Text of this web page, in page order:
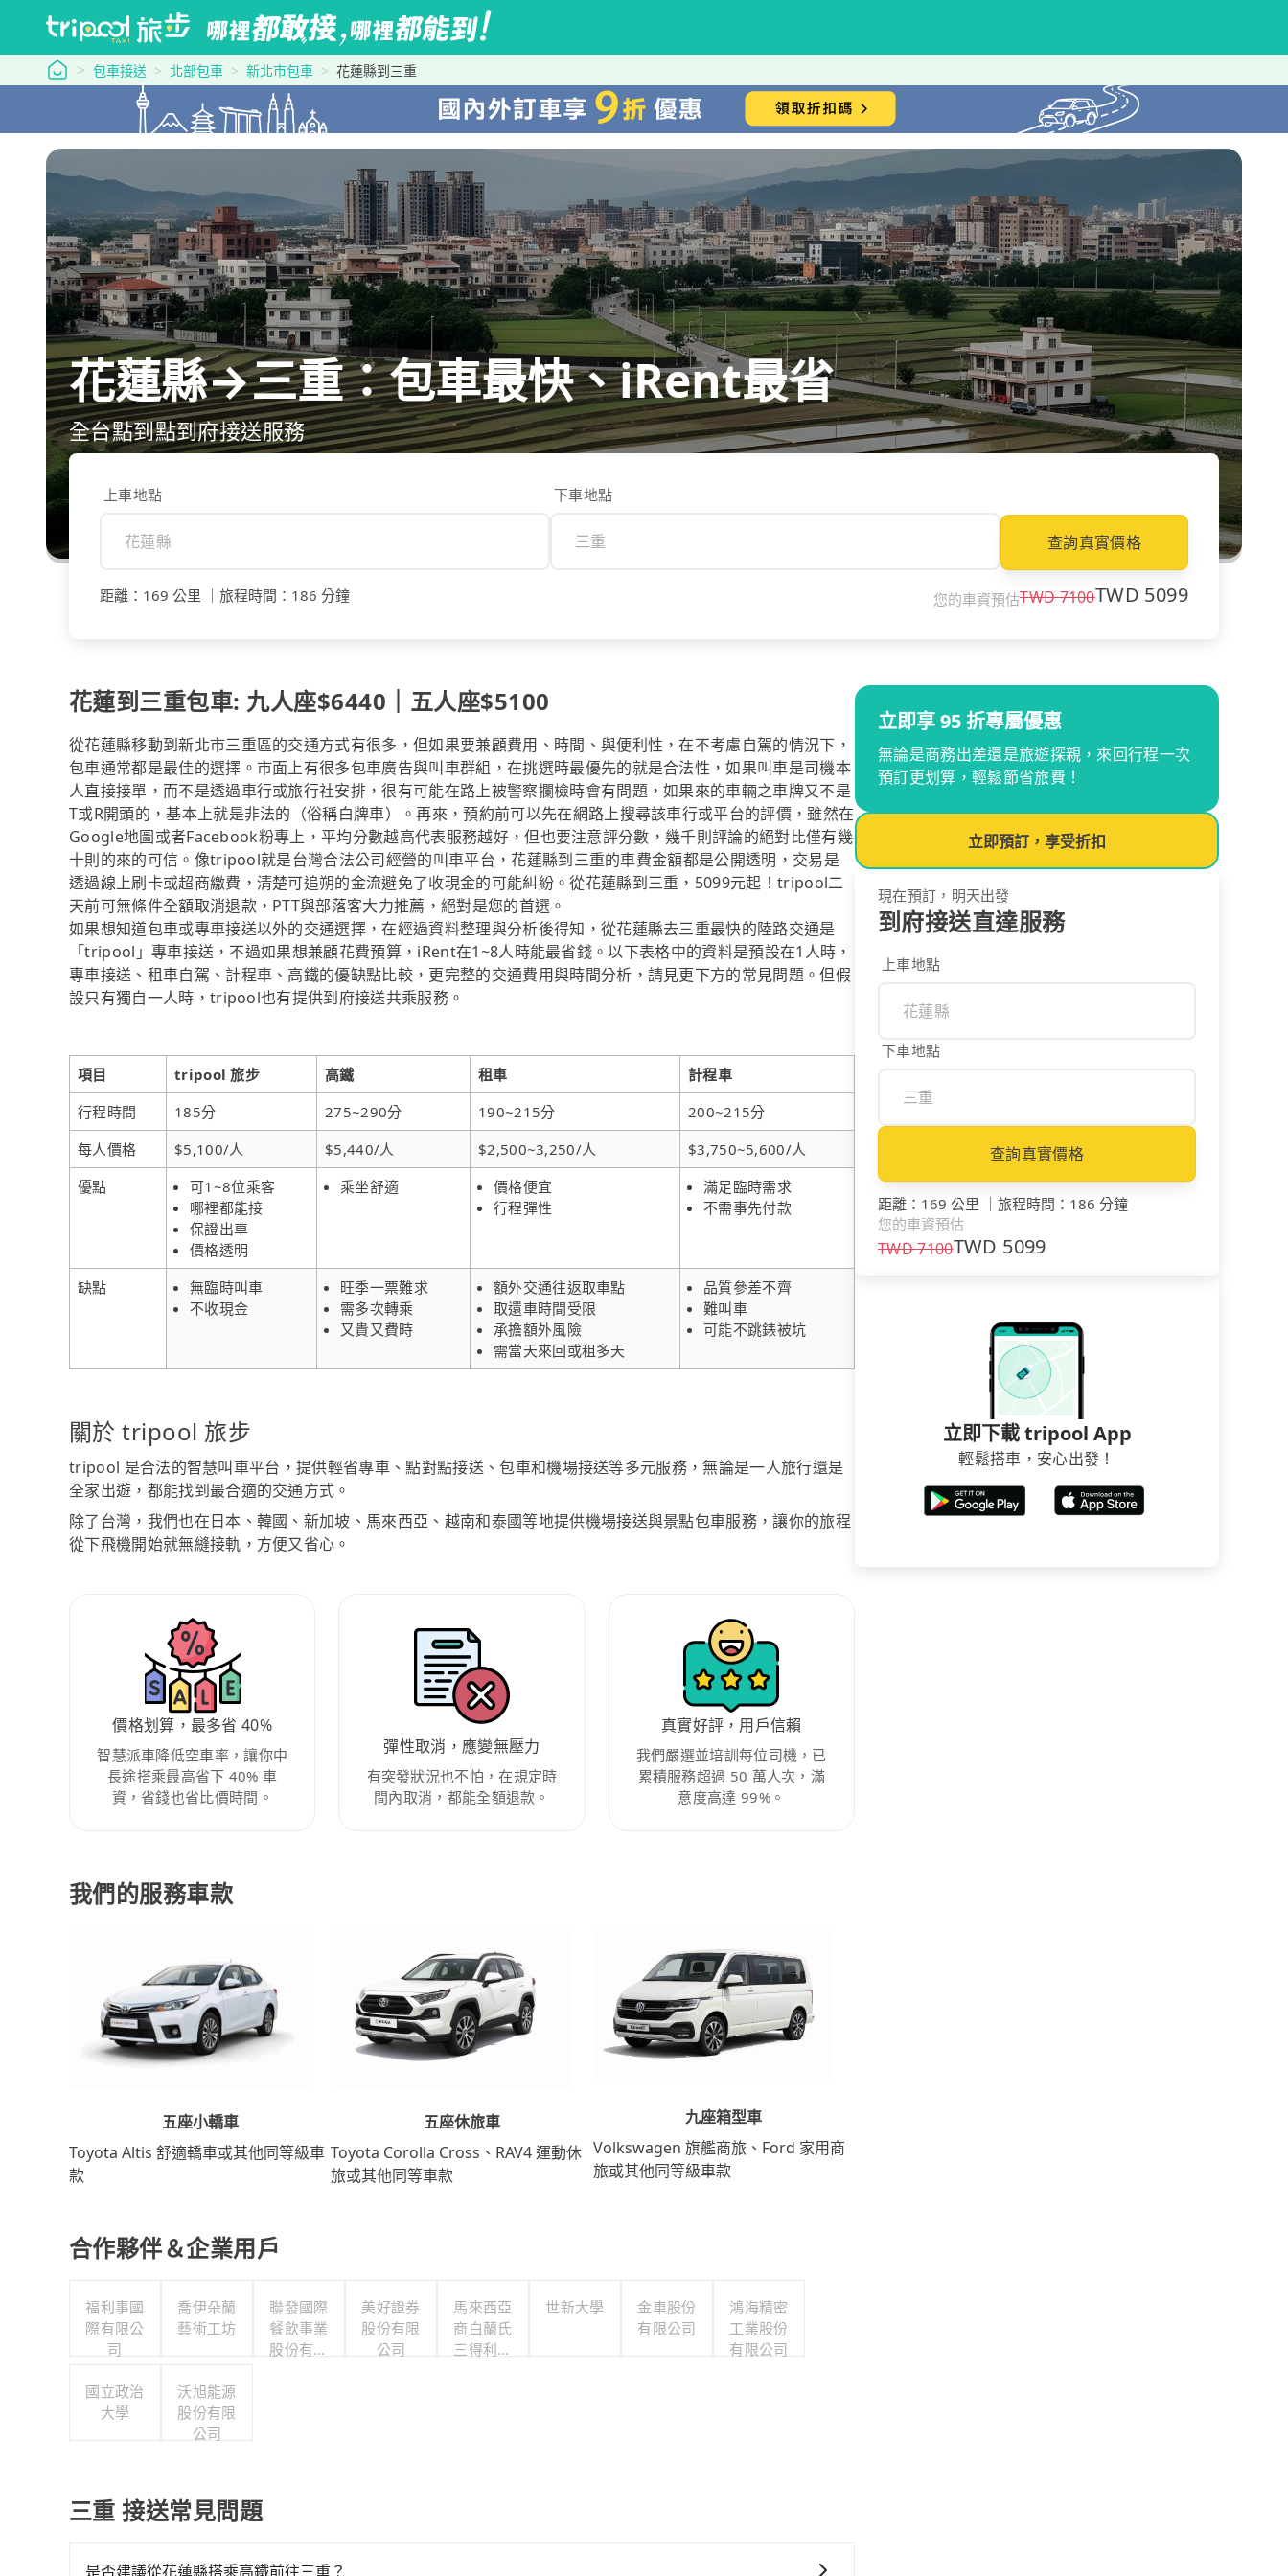
tripool 旅步
包車接送 北部包車 新北市包車 花蓮縣到三重
花蓮縣→三重：包車最快、iRent最省
全台點到點到府接送服務
上車地點 下車地點
查詢真實價格
距離 ： 169 公里 旅程時間 ： 186 分鐘 您的車資預估TWD7100TWD 5099
花蓮到三重包車: 九人座$6440｜五人座$5100
從花蓮縣移動到新北市三重區的交通方式有很多，但如果要兼顧費用、時間、與便利性，在不考慮自駕的情況下，
包車通常都是最佳的選擇。市面上有很多包車廣告與叫車群組，在挑選時最優先的就是合法性，如果叫車是司機本
人直接接單，而不是透過車行或旅行社安排，很有可能在路上被警察攔檢時會有問題，如果來的車輛之車牌又不是
T或R開頭的，基本上就是非法的（俗稱白牌車）。再來，預約前可以先在網路上搜尋該車行或平台的評價，雖然在
Google地圖或者Facebook粉專上，平均分數越高代表服務越好，但也要注意評分數，幾千則評論的絕對比僅有幾
十則的來的可信。像tripool就是台灣合法公司經營的叫車平台，花蓮縣到三重的車費金額都是公開透明，交易是
透過線上刷卡或超商繳費，清楚可追朔的金流避免了收現金的可能糾紛。從花蓮縣到三重，5099元起！tripool二
天前可無條件全額取消退款，PTT與部落客大力推薦，絕對是您的首選。
如果想知道包車或專車接送以外的交通選擇，在經過資料整理與分析後得知，從花蓮縣去三重最快的陸路交通是
「tripool」專車接送，不過如果想兼顧花費預算，iRent在1~8人時能最省錢。以下表格中的資料是預設在1人時，
專車接送、租車自駕、計程車、高鐵的優缺點比較，更完整的交通費用與時間分析，請見更下方的常見問題。但假
設只有獨自一人時，tripool也有提供到府接送共乘服務。
項目 tripool 旅步 高鐵 租車
計程車
行程時間
185分 275~290分 190~215分
200~215分
每人價格
$5,100/人 $5,440/人 $2,500~3,250/人
$3,750~5,600/人
優點
可1~8位乘客
哪裡都能接
保證出車
價格透明
乘坐舒適
價格便宜
行程彈性
滿足臨時需求
不需事先付款
缺點
無臨時叫車
不收現金
旺季一票難求
需多次轉乘
又貴又費時
額外交通往返取車點
取還車時間受限
承擔額外風險
需當天來回或租多天
品質參差不齊
難叫車
可能不跳錶被坑
關於 tripool 旅步
tripool 是合法的智慧叫車平台，提供輕省專車、點對點接送、包車和機場接送等多元服務，無論是一人旅行還是
全家出遊，都能找到最合適的交通方式。
除了台灣，我們也在日本、韓國、新加坡、馬來西亞、越南和泰國等地提供機場接送與景點包車服務，讓你的旅程
從下飛機開始就無縫接軌，方便又省心。
價格划算，最多省 40%
智慧派車降低空車率，讓你中
長途搭乘最高省下 40% 車
資，省錢也省比價時間。
彈性取消，應變無壓力
有突發狀況也不怕，在規定時
間內取消，都能全額退款。
真實好評，用戶信賴
我們嚴選並培訓每位司機，已
累積服務超過 50 萬人次，滿
意度高達 99%。
我們的服務車款
五座小轎車
Toyota Altis 舒適轎車或其他同等級車
款
五座休旅車
Toyota Corolla Cross、RAV4 運動休
旅或其他同等車款
九座箱型車
Volkswagen 旗艦商旅、Ford 家用商
旅或其他同等級車款
合作夥伴＆企業用戶
福利事國
際有限公
司
喬伊朵蘭
藝術工坊
聯發國際
餐飲事業
股份有限
美好證券
股份有限
公司
馬來西亞
商白蘭氏
三得利股
世新大學
金車股份
有限公司
鴻海精密
工業股份
有限公司
國立政治
大學
沃旭能源
股份有限
公司
三重 接送常見問題
是否建議從花蓮縣搭乘高鐵前往三重？
立即享 95 折專屬優惠
無論是商務出差還是旅遊探親，來回行程一次
預訂更划算，輕鬆節省旅費！
立即預訂，享受折扣
現在預訂，明天出發
到府接送直達服務
上車地點
下車地點
查詢真實價格
距離 ： 169 公里 ｜ 旅程時間 ： 186 分鐘
您的車資預估
TWD7100TWD 5099
立即下載 tripool App
輕鬆搭車，安心出發！